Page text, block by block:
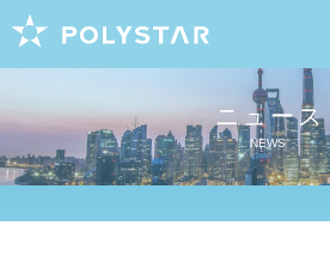
ニュース
NEWS